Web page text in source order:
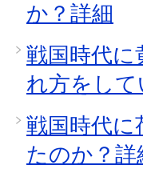
か？詳細
戦国時代に
れ方をし
戦国時代に
たのか？詳